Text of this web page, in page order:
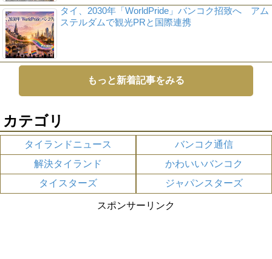
タイ、2030年「WorldPride」バンコク招致へ アム
ステルダムで観光PRと国際連携
もっと新着記事をみる
カテゴリ
タイランドニュース
バンコク通信
解決タイランド
かわいいバンコク
タイスターズ
ジャパンスターズ
スポンサーリンク